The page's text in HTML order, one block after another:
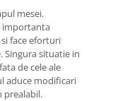
mesei.
importanta
face eforturi
Singura situatie in
de cele ale
aduce modificari
prealabil.